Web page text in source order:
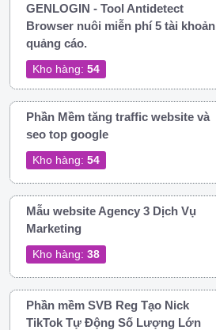
GENLOGIN - Tool Antidetect
Browser nuôi miễn phí 5 tài khoản
quảng cáo.
Kho hàng: 54
Phần Mềm tăng traffic website và
seo top google
Kho hàng: 54
Mẫu website Agency 3 Dịch Vụ
Marketing
Kho hàng: 38
Phần mềm SVB Reg Tạo Nick
TikTok Tự Động Số Lượng Lớn